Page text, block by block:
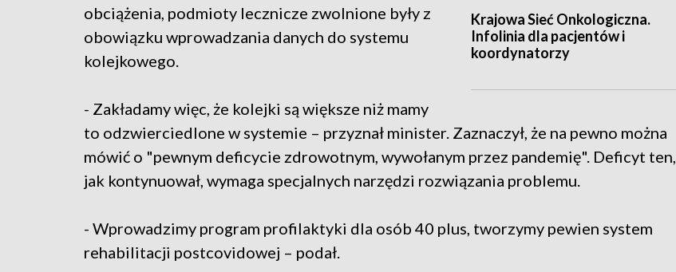
Krajowa Sieć Onkologiczna.
Infolinia dla pacjentów i
koordynatorzy
obciążenia, podmioty lecznicze zwolnione były z
obowiązku wprowadzania danych do systemu
kolejkowego.
- Zakładamy więc, że kolejki są większe niż mamy
to odzwierciedlone w systemie – przyznał minister. Zaznaczył, że na pewno można
mówić o "pewnym deficycie zdrowotnym, wywołanym przez pandemię". Deficyt ten,
jak kontynuował, wymaga specjalnych narzędzi rozwiązania problemu.
- Wprowadzimy program profilaktyki dla osób 40 plus, tworzymy pewien system
rehabilitacji postcovidowej – podał.